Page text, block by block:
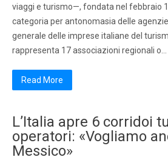
viaggi e turismo—, fondata nel febbraio
categoria per antonomasia delle
generale delle imprese italiane del
rappresenta 17 associazioni regionali o…
Read More
L’Italia apre 6 corridoi
operatori: «Vogliamo
Messico»